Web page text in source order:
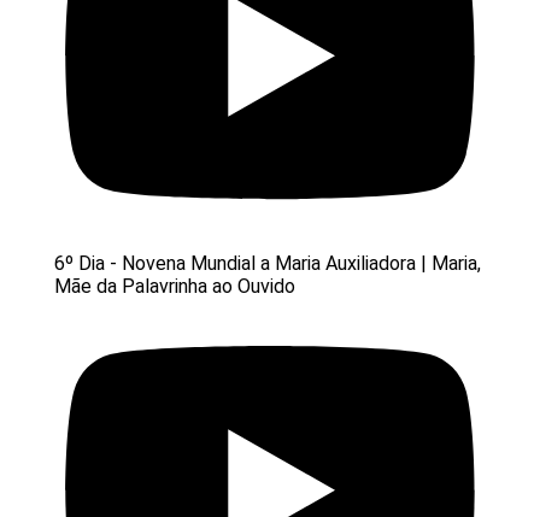
6º Dia - Novena Mundial a Maria Auxiliadora | Maria,
Mãe da Palavrinha ao Ouvido